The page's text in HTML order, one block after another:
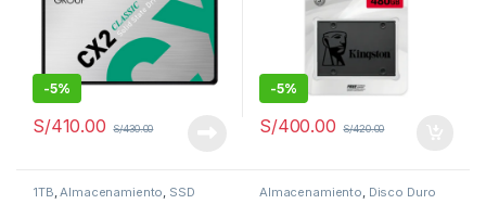
-5%
S/410.00 S/430.00
-5%
S/400.00 S/420.00
1TB Almacenamiento SSD Almacenamiento Disco Duro